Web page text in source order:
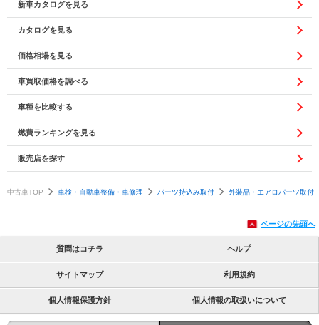
新車カタログを見る
カタログを見る
価格相場を見る
車買取価格を調べる
車種を比較する
燃費ランキングを見る
販売店を探す
中古車TOP 車検・自動車整備・車修理 パーツ持込み取付 外装品・エアロパーツ取付
ページの先頭へ
質問はコチラ ヘルプ
サイトマップ 利用規約
個人情報保護方針 個人情報の取扱いについて